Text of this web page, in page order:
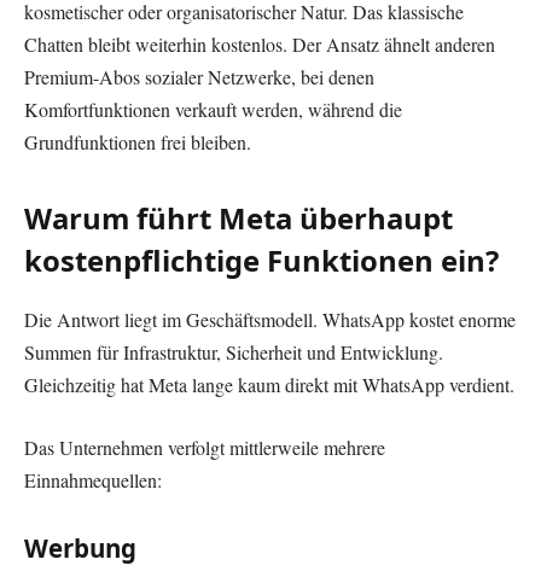
kosmetischer oder organisatorischer Natur. Das klassische
Chatten bleibt weiterhin kostenlos. Der Ansatz ähnelt anderen
Premium-Abos sozialer Netzwerke, bei denen
Komfortfunktionen verkauft werden, während die
Grundfunktionen frei bleiben.
Warum führt Meta überhaupt
kostenpflichtige Funktionen ein?
Die Antwort liegt im Geschäftsmodell. WhatsApp kostet enorme
Summen für Infrastruktur, Sicherheit und Entwicklung.
Gleichzeitig hat Meta lange kaum direkt mit WhatsApp verdient.
Das Unternehmen verfolgt mittlerweile mehrere
Einnahmequellen:
Werbung